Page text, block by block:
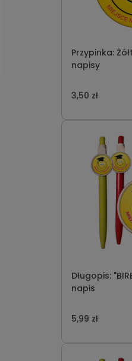
Przypinka:
napisy
3,50 zł
Długopis:
napis
5,99 zł